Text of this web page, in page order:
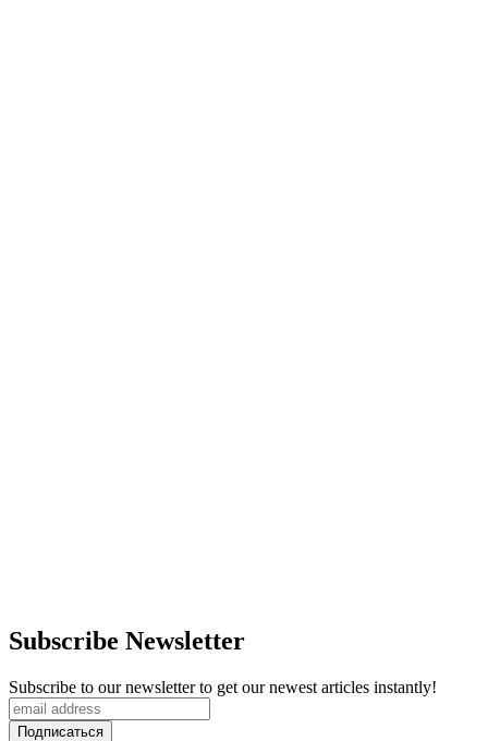
Subscribe Newsletter
Subscribe to our newsletter to get our newest articles instantly!